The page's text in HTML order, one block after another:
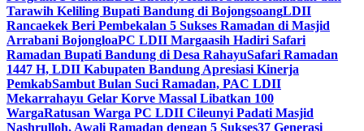
Tarawih Keliling Bupati Bandung di BojongsoangLDII
Rancaekek Beri Pembekalan 5 Sukses Ramadan di Masjid
Arrabani BojongloaPC LDII Margaasih Hadiri Safari
Ramadan Bupati Bandung di Desa RahayuSafari Ramadan
1447 H, LDII Kabupaten Bandung Apresiasi Kinerja
PemkabSambut Bulan Suci Ramadan, PAC LDII
Mekarrahayu Gelar Korve Massal Libatkan 100
WargaRatusan Warga PC LDII Cileunyi Padati Masjid
Nashrulloh, Awali Ramadan dengan 5 Sukses37 Generasi